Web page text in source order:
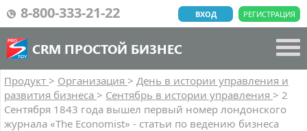
8-800-333-21-22 РЕГИСТРАЦИЯ
ВХОД
CRM ПРОСТОЙ БИЗНЕС
Продукт > Организация > День в истории управления и
развития бизнеса > Сентябрь в истории управления > 2
Сентября 1843 года вышел первый номер лондонского
журнала «The Economist» - статьи по ведению бизнеса